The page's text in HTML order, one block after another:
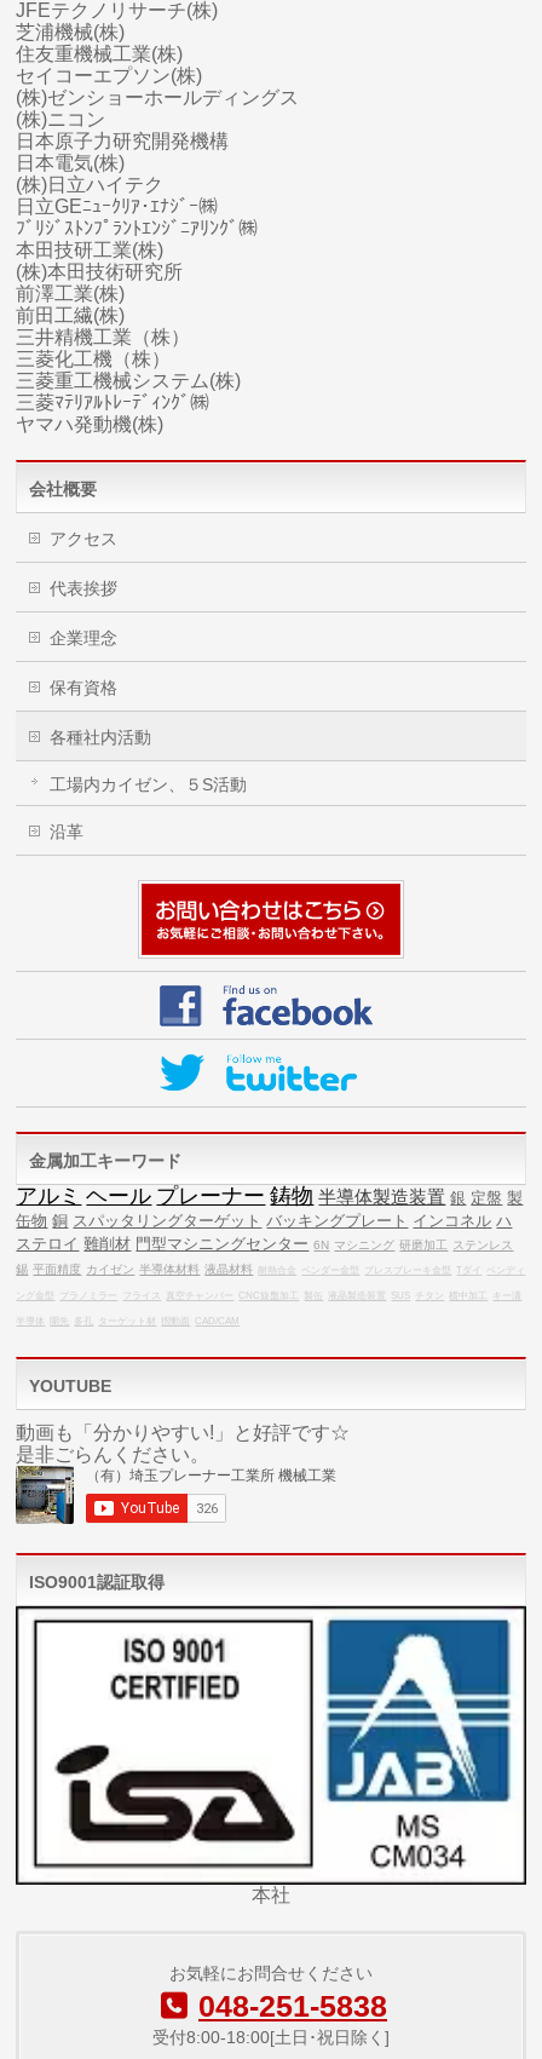
JFEテクノリサーチ(株)
芝浦機械(株)
住友重機械工業(株)
セイコーエプソン(株)
(株)ゼンショーホールディングス
(株)ニコン
日本原子力研究開発機構
日本電気(株)
(株)日立ハイテク
日立GEﾆｭｰｸﾘｱ･ｴﾅｼﾞｰ㈱
ﾌﾞﾘｼﾞｽﾄﾝﾌﾟﾗﾝﾄｴﾝｼﾞﾆｱﾘﾝｸﾞ㈱
本田技研工業(株)
(株)本田技術研究所
前澤工業(株)
前田工繊(株)
三井精機工業（株）
三菱化工機（株）
三菱重工機械システム(株)
三菱ﾏﾃﾘｱﾙﾄﾚｰﾃﾞｨﾝｸﾞ㈱
ヤマハ発動機(株)
会社概要
アクセス
代表挨拶
企業理念
保有資格
各種社内活動
工場内カイゼン、５S活動
沿革
金属加工キーワード
アルミ ヘール プレーナー 鋳物 半導体製造装置 銀 定盤 製
缶物 銅 スパッタリングターゲット バッキングプレート インコネル ハ
ステロイ 難削材 門型マシニングセンター 6N マシニング 研磨加工
ステンレス
錫 平面精度 カイゼン 半導体材料 液晶材料 耐熱合金 ベンダー金型 プレスブレーキ金型 Tダイ ベンディ
ング金型 プラノミラー フライス 真空チャンバー CNC旋盤加工 製缶 液晶製造装置 SUS チタン 横中加工 キー溝
半導体 開先 多孔 ターゲット材 摺動面 CAD/CAM
YOUTUBE
動画も「分かりやすい!」と好評です☆
是非ごらんください。
ISO9001認証取得
本社
お気軽にお問合せください
048-251-5838
受付8:00-18:00[土日･祝日除く]